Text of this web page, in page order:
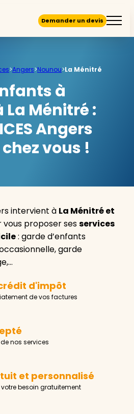
Demander un devis
>Angers>Nounou>La Ménitré
à
Ménitré :
Angers
vous !
intervient à La Ménitré et
vous proposer sesservices
: garde d’enfants
garde
d'impôt
de vos factures
nos services
et personnalisé
besoin gratuitement